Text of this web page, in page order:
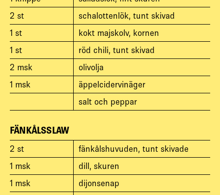
2 st
schalottenlök, tunt skivad
1 st
kokt majskolv, kornen
1 st
röd chili, tunt skivad
2 msk
olivolja
1 msk
äppelcidervinäger
salt och peppar
FÄNKÅLSSLAW
2 st
fänkålshuvuden, tunt skivade
1 msk
dill, skuren
1 msk
dijonsenap